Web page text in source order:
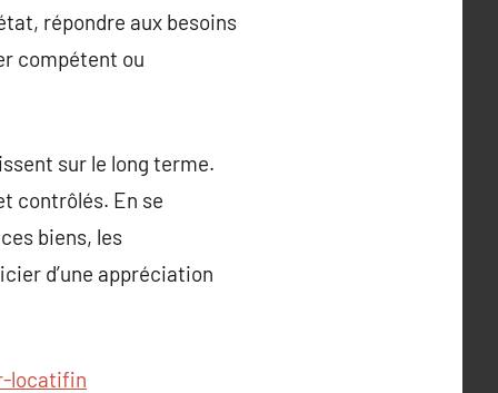
répondre aux besoins
compétent ou
sur le long terme.
contrôlés. En se
biens, les
d’une appréciation
locatifin